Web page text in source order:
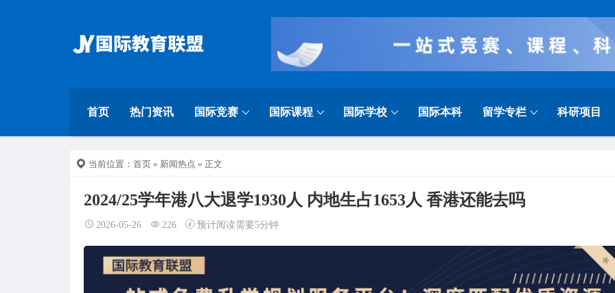
首页 热门资讯 国际竞赛 国际课程 国际学校 国际本科 留学专栏 科研项目
当前位置： 首页 » 新闻热点 » 正文
2024/25学年港八大退学1930人 内地生占1653人 香港还能去吗
2026-05-26 226 预计阅读需要5分钟